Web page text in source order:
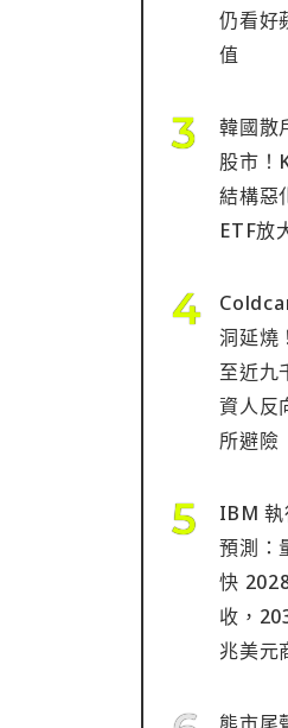
仍看好
值
韓國散
股市！
結構惡
ETF放
洞延燒
至近九
資人反
所避險
IBM 執
預測：
快
收，
兆美元